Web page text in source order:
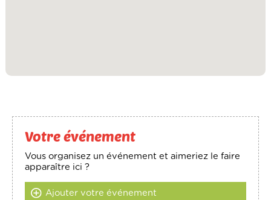
Votre événement
Vous organisez un événement et aimeriez le faire
apparaître ici ?
Ajouter votre événement